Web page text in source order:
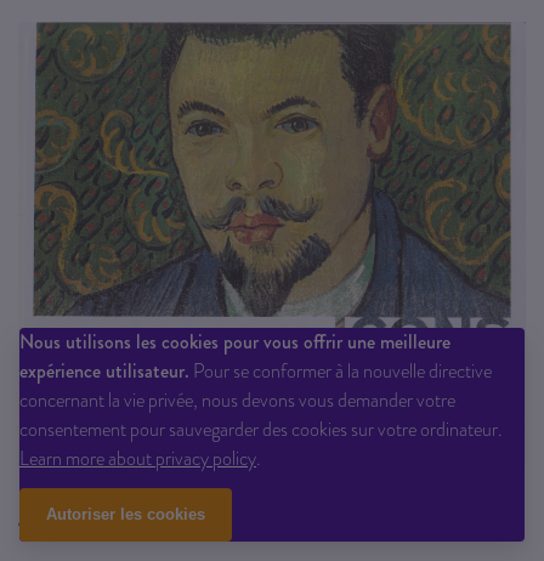
Nous utilisons les cookies pour vous offrir une meilleure
expérience utilisateur. Pour se conformer à la nouvelle directive
concernant la vie privée, nous devons vous demander votre
consentement pour sauvegarder des cookies sur votre ordinateur.
Learn more about privacy policy.
Autoriser les cookies
icones de l´art moderne, la collection chtchoukine (edition
anglaise)